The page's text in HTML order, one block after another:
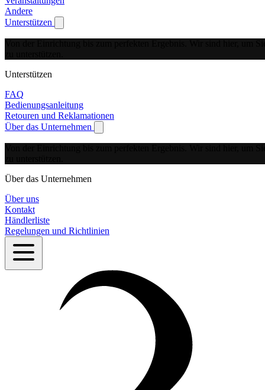
Andere
Unterstützen
Show submenu for Unterstützen
Unterstützen
FAQ
Bedienungsanleitung
Retouren und Reklamationen
Über das Unternehmen
Show submenu for Über das Unternehmen
Über das Unternehmen
Über uns
Kontakt
Händlerliste
Regelungen und Richtlinien